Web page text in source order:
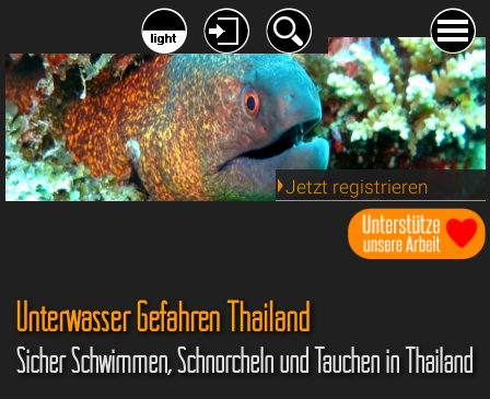
Jetzt registrieren
Unterwasser Gefahren Thailand
Sicher Schwimmen, Schnorcheln und Tauchen in Thailand